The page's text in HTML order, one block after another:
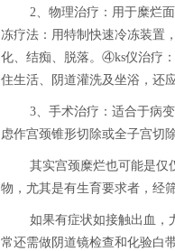
2、物理治疗：用于糜烂
冻疗法：用特制快速冷冻装置
化、结痴、脱落。④ks仪治疗
住生活、阴道灌洗及坐浴，还
3、手术治疗：适合于病
虑作宫颈锥形切除或全子宫切除
其实宫颈糜烂也可能是仅
物，尤其是有生育要求者，经
如果有症状如接触出血，
常还需做阴道镜检查和化验白